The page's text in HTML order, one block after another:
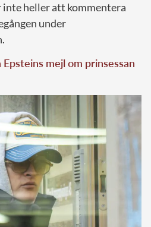
heller att kommentera
under
Epsteins mejl om prinsessan